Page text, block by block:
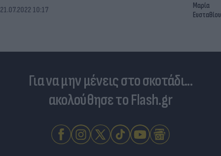
21.07.2022 10:17
Μαρία
Ευσταθίου
Για να μην μένεις στο σκοτάδι...
ακολούθησε το Flash.gr